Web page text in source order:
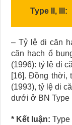
Type II, III:
– Tỷ lệ di căn
căn hạch ổ
(1996): tỷ lệ di
[16]. Đồng thời,
(1993), tỷ lệ di
dưới ở BN Type
* Kết luận: Type